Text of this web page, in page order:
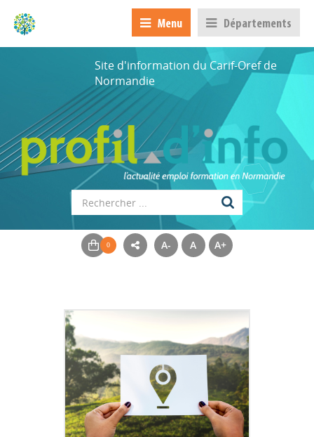
Menu Départements
Site d'information du Carif-Oref de
Normandie
A- A A+